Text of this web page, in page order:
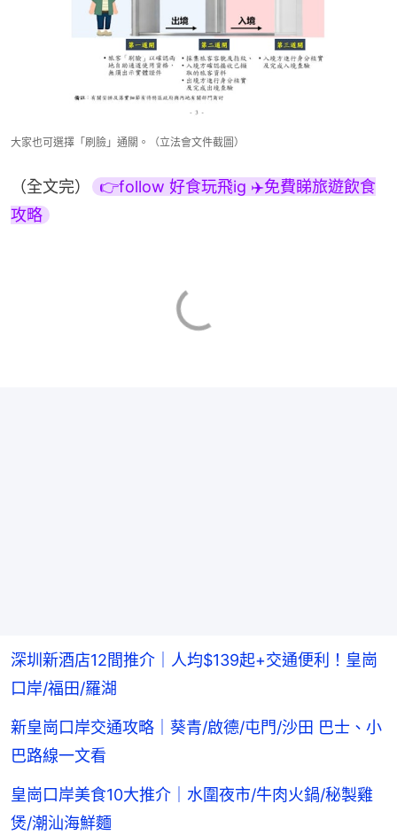
大家也可選擇「刷臉」通關。（立法會文件截圖）
（全文完）
👉follow 好食玩飛ig ✈️免費睇旅遊飲食
攻略
深圳新酒店12間推介｜人均$139起+交通便利！皇崗
口岸/福田/羅湖
新皇崗口岸交通攻略｜葵青/啟德/屯門/沙田 巴士、小
巴路線一文看
皇崗口岸美食10大推介｜水圍夜市/牛肉火鍋/秘製雞
煲/潮汕海鮮麵